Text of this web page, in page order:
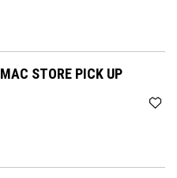
MAC STORE PICK UP